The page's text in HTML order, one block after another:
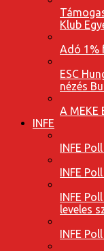
Klub
Adó 1%
ESC
nézés
A MEKE
INFE
INFE
INFE
INFE
leveles
INFE